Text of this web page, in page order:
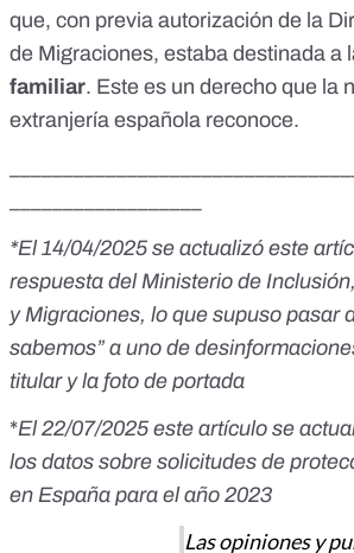
que, con previa autorización de la
de Migraciones, estaba destinada a
familiar. Este es un derecho que la
extranjería española reconoce.
*El 14/04/2025 se actualizó este
respuesta del Ministerio de
y Migraciones, lo que supuso pasar
sabemos” a uno de
titular y la foto de portada
*El 22/07/2025 este artículo se
los datos sobre solicitudes de
en España para el año 2023
Las opiniones y